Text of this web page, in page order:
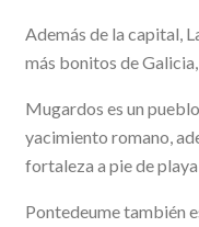
Además de la capital,
más bonitos de
Mugardos es un
yacimiento romano,
fortaleza a pie de
Pontedeume también